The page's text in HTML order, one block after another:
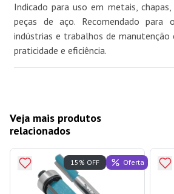
Indicado para uso em metais,
peças de aço. Recomendado para
indústrias e trabalhos de manutenção
praticidade e eficiência.
Veja mais produtos
relacionados
15% OFF Oferta